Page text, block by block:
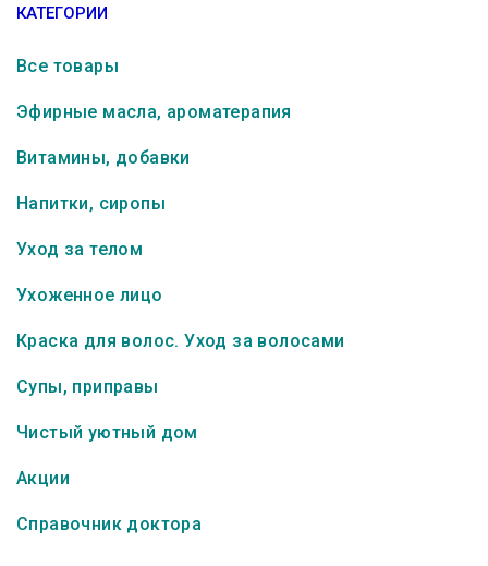
КАТЕГОРИИ
Все товары
Эфирные масла, ароматерапия
Витамины, добавки
Напитки, сиропы
Уход за телом
Ухоженное лицо
Краска для волос. Уход за волосами
Супы, приправы
Чистый уютный дом
Акции
Справочник доктора